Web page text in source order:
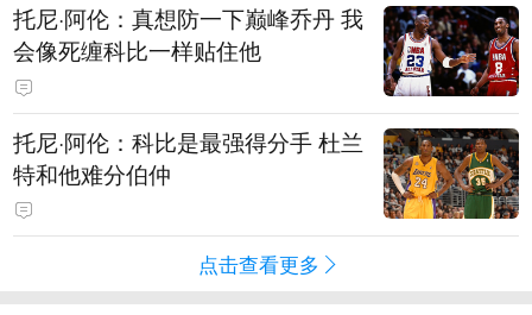
托尼·阿伦：真想防一下巅峰乔丹 我
会像死缠科比一样贴住他
托尼·阿伦：科比是最强得分手 杜兰
特和他难分伯仲
点击查看更多